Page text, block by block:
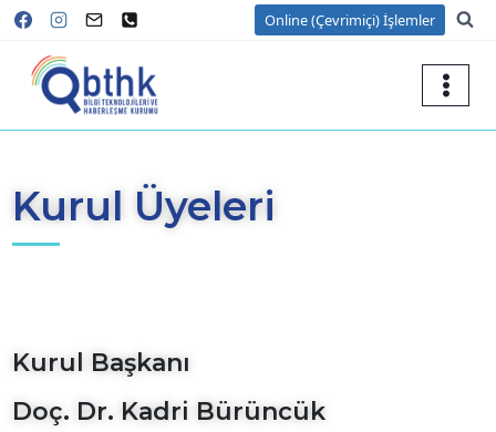
Online (Çevrimiçi) İşlemler
Kurul Üyeleri
Kurul Başkanı
Doç. Dr. Kadri Bürüncük